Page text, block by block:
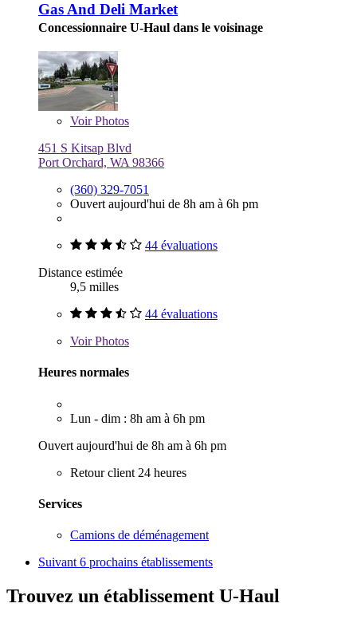
Gas And Deli Market
Concessionnaire U-Haul dans le voisinage
VoirPhotos
451 S Kitsap Blvd
Port Orchard, WA 98366
(360) 329-7051
Ouvert aujourd'hui de 8h am à 6h pm
44 évaluations
Distance estimée
9,5 milles
44 évaluations
VoirPhotos
Heures normales
Lun - dim : 8h am à 6h pm
Ouvert aujourd'hui de 8h am à 6h pm
Retour client 24 heures
Services
Camions de déménagement
Suivant 6 prochains établissements
Trouvez un établissement U-Haul